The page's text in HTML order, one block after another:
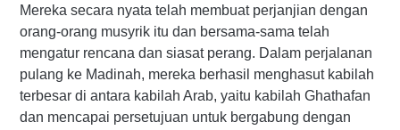
Mereka secara nyata telah membuat perjanjian dengan
orang-orang musyrik itu dan bersama-sama telah
mengatur rencana dan siasat perang. Dalam perjalanan
pulang ke Madinah, mereka berhasil menghasut kabilah
terbesar di antara kabilah Arab, yaitu kabilah Ghathafan
dan mencapai persetujuan untuk bergabung dengan